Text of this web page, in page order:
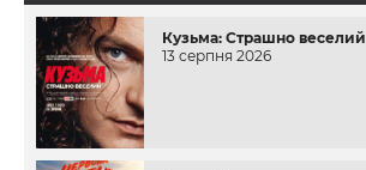
Кузьма: Страшно веселий
13 серпня 2026